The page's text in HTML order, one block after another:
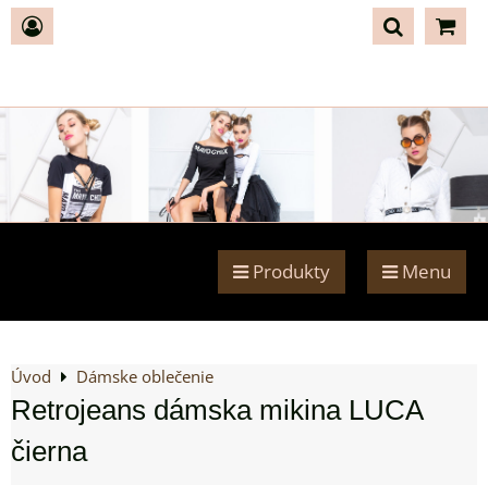
Produkty Menu
Úvod Dámske oblečenie
Retrojeans dámska mikina LUCA
čierna